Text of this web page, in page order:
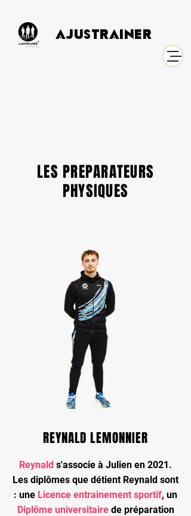
AJUSTRAINER
LES PREPARATEURS
PHYSIQUES
REYNALD LEMONNIER
Reynald s'associe à Julien en 2021.
Les diplômes que détient Reynald sont
: une Licence entrainement sportif, un
Diplôme universitairede préparation